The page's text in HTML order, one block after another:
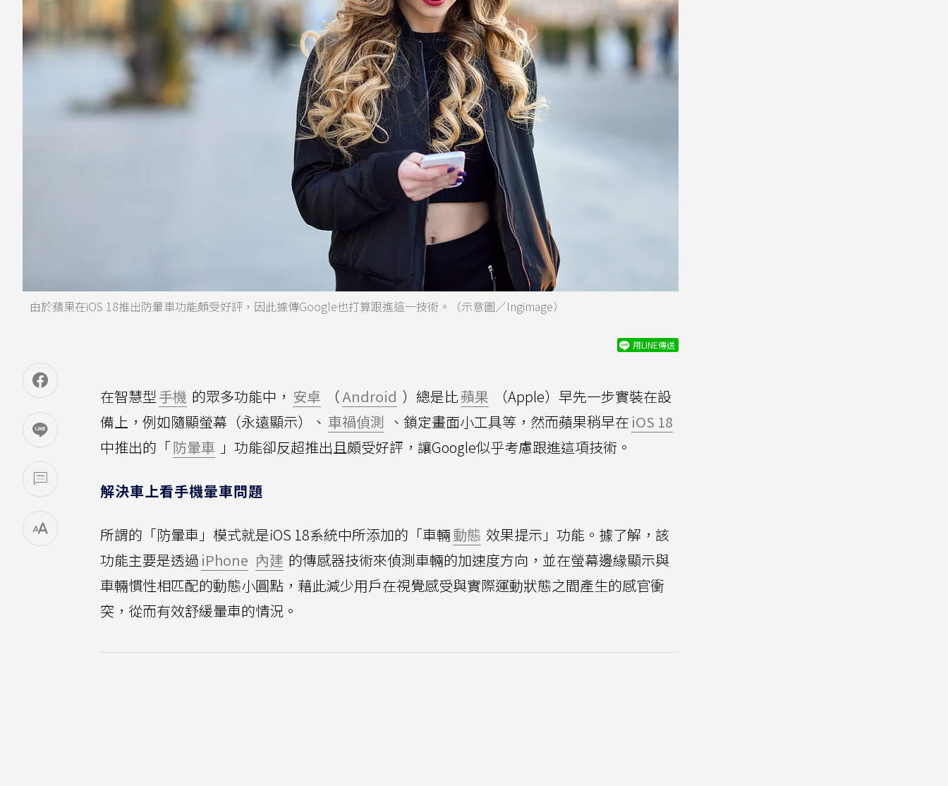
由於蘋果在iOS 18推出防暈車功能頗受好評，因此據傳Google也打算跟進這一技術。（示意圖／Ingimage）
用LINE傳送
在智慧型 手機 的眾多功能中， 安卓 （Android ）總是比蘋果
（Apple）早先一步實裝在設
備上，例如隨顯螢幕（永遠顯示）、 車禍偵測 、鎖定畫面小工具等，然而蘋果稍早在 iOS 18
中推出的「防暈車 」功能卻反超推出且頗受好評，讓Google似乎考慮跟進這項技術。
解決車上看手機暈車問題
所謂的「防暈車」模式就是iOS 18系統中所添加的「車輛動態 效果提示」功能。據了解，該
功能主要是透過 iPhone 內建 的傳感器技術來偵測車輛的加速度方向，並在螢幕邊緣顯示與
車輛慣性相匹配的動態小圓點，藉此減少用戶在視覺感受與實際運動狀態之間產生的感官衝
突，從而有效舒緩暈車的情況。